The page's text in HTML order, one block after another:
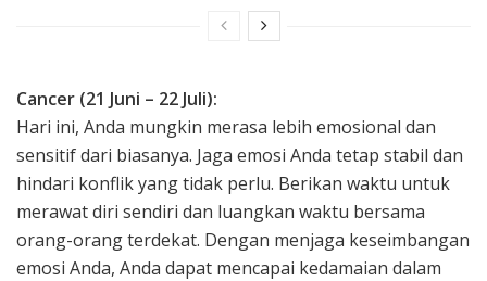
Cancer (21 Juni – 22 Juli):
Hari ini, Anda mungkin merasa lebih emosional dan
sensitif dari biasanya. Jaga emosi Anda tetap stabil dan
hindari konflik yang tidak perlu. Berikan waktu untuk
merawat diri sendiri dan luangkan waktu bersama
orang-orang terdekat. Dengan menjaga keseimbangan
emosi Anda, Anda dapat mencapai kedamaian dalam